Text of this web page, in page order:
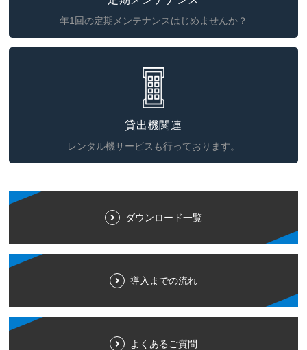
年1回の定期メンテナンスはじめませんか？
貸出機関連
レンタル機サービスも行っております。
ダウンロード一覧
導入までの流れ
よくあるご質問